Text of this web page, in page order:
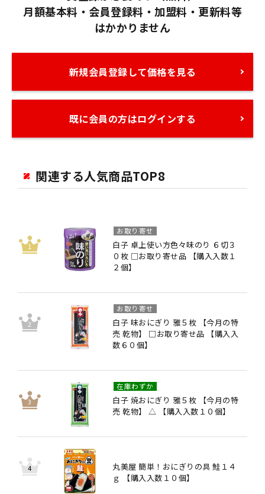
月額基本料・会員登録料・加盟料・更新料等
はかかりません
新規会員登録して価格を見る
既に会員の方はログインする
関連する人気商品TOP8
白子 卓上使い方色々味のり ６切３
０枚 □お取り寄せ品 【購入入数１
２個】
お取り寄せ
白子 味おにぎり 雅５枚 【今月の特
売 乾物】 □お取り寄せ品 【購入入
数６０個】
お取り寄せ
白子 焼おにぎり 雅５枚 【今月の特
売 乾物】 △ 【購入入数１０個】
在庫わずか
丸美屋 簡単！おにぎりの具 鮭１４
ｇ 【購入入数１０個】